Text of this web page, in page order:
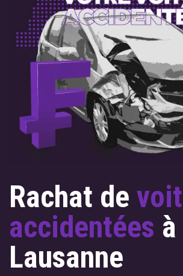
Rachat de
accidentées à
Lausanne